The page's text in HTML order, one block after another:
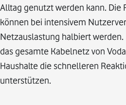
Alltag genutzt werden kann. Die
können bei intensivem
Netzauslastung halbiert werden.
das gesamte Kabelnetz von
Haushalte die schnelleren
unterstützen.